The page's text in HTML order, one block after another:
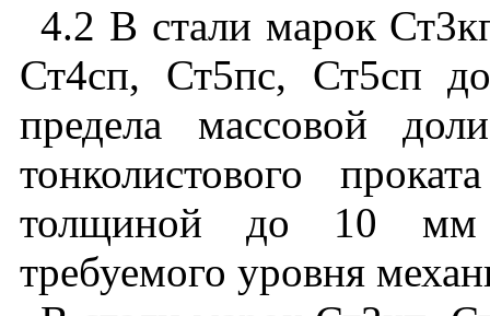
4.2 В стали марок
Ст4сп, Ст5пс, Ст5сп
предела
массовой
доли
тонколистового
проката
толщиной
до 10 мм
требуемого уровня